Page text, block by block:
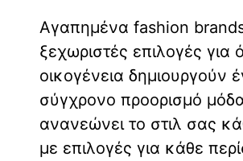
Αγαπημένα fashion
ξεχωριστές επιλογές για
οικογένεια δημιουργούν
σύγχρονο προορισμό
ανανεώνει το στιλ σας
με επιλογές για κάθε